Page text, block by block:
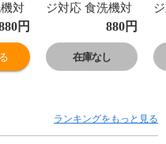
対
くす
製
し
割
チ
キ
円
ジ対応 食洗機対
応 味噌汁椀 くす
みカラー 日本製
おわん 木目 おし
ゃれ 割れない 割
チック 北欧 ナチ
ュラル スタッキ
880円
在庫なし
ランキングをもっと見る